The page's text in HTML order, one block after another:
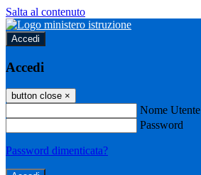
Salta al contenuto
Accedi
Accedi
button close ×
Nome Utente
Password
Password dimenticata?